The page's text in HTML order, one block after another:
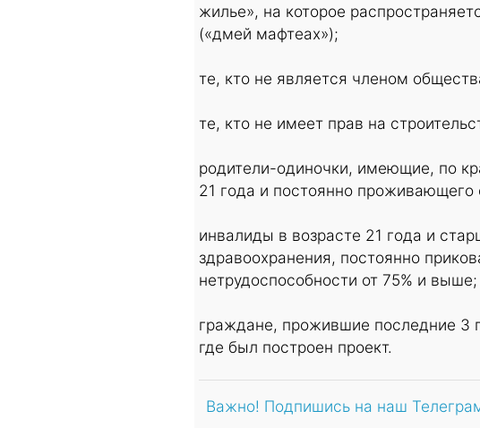
жилье», на которое
(«дмей мафтеах»);
те, кто не является членом
те, кто не имеет прав на
родители-одиночки, имеющие, по
21 года и постоянно проживающего
инвалиды в возрасте 21 года и
здравоохранения, постоянно
нетрудоспособности от 75% и выше;
граждане, прожившие последние 3
где был построен проект.
Важно! Подпишись на наш